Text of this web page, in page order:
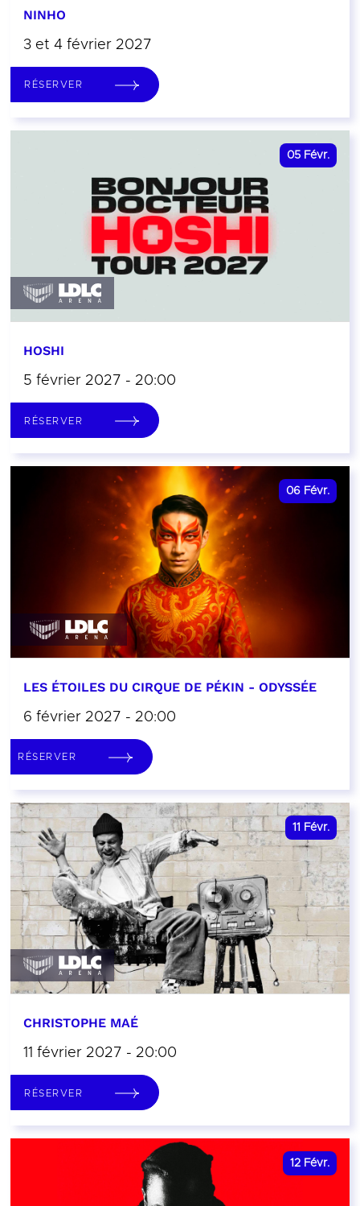
NINHO
3 et 4 février 2027
RÉSERVER
05 Févr.
HOSHI
5 février 2027 - 20:00
RÉSERVER
06 Févr.
LES ÉTOILES DU CIRQUE DE PÉKIN - ODYSSÉE
6 février 2027 - 20:00
RÉSERVER
11 Févr.
CHRISTOPHE MAÉ
11 février 2027 - 20:00
RÉSERVER
12 Févr.